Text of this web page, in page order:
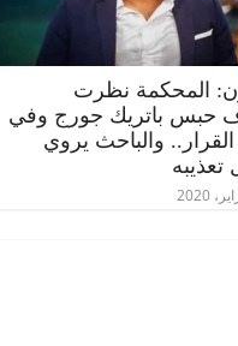
المحكمة نظرت
حبس باتريك جورج وفي
القرار.. والباحث يروي
تعذيبه